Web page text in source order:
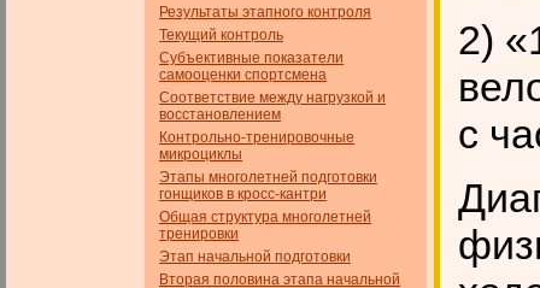
Результаты этапного контроля
Текущий контроль
Субъективные показатели
самооценки спортсмена
Соответствие между нагрузкой и
восстановлением
Контрольно-тренировочные
микроциклы
Этапы многолетней подготовки
гонщиков в кросс-кантри
Общая структура многолетней
тренировки
Этап начальной подготовки
Вторая половина этапа начальной
2)
с